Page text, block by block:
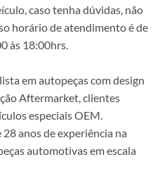
caso tenha dúvidas, não
horário de atendimento é de
às 18:00hrs.
em autopeças com design
Aftermarket, clientes
especiais OEM.
anos de experiência na
automotivas em escala